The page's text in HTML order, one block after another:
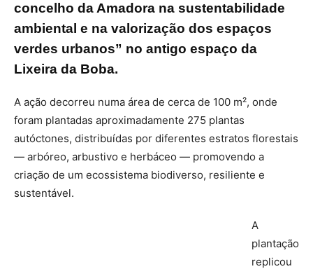
concelho da Amadora na sustentabilidade
ambiental e na valorização dos espaços
verdes urbanos” no antigo espaço da
Lixeira da Boba.
A ação decorreu numa área de cerca de 100 m², onde
foram plantadas aproximadamente 275 plantas
autóctones, distribuídas por diferentes estratos florestais
— arbóreo, arbustivo e herbáceo — promovendo a
criação de um ecossistema biodiverso, resiliente e
sustentável.
A
plantação
replicou